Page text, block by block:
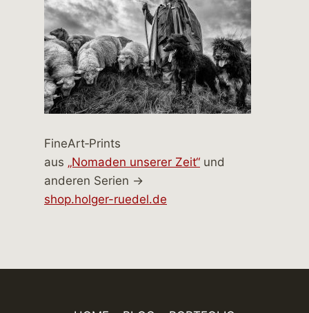
FineArt‑Prints
aus „Nomaden unserer Zeit“ und
anderen Serien →
shop.holger-ruedel.de